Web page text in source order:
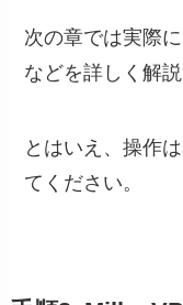
次の章では実際
などを詳しく解
とはいえ、操作
てください。